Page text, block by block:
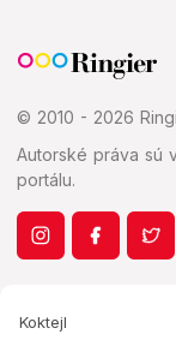
© 2010 - 2026
Autorské práva sú
portálu.
Koktejl